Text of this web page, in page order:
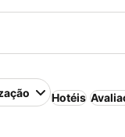
Hotéis